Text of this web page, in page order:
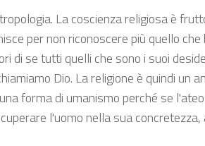
La coscienza religiosa è
per non riconoscere più quello
di se tutti quelli che sono i suoi
Dio. La religione è quindi un
forma di umanismo perché se
l'uomo nella sua